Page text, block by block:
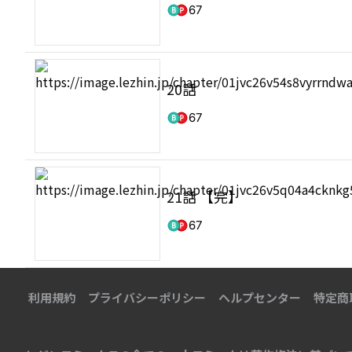
67
20話
67
21話 【完】
67
利用規約 プライバシーポリシー ヘルプセンター 特定